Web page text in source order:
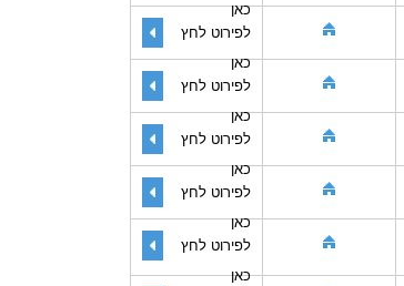
כאן
לפירוט לחץ
כאן
לפירוט לחץ
כאן
לפירוט לחץ
כאן
לפירוט לחץ
כאן
לפירוט לחץ
כאן